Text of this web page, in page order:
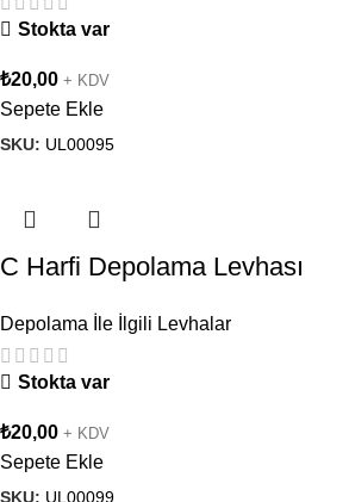
Stokta var
₺20,00 + KDV
Sepete Ekle
SKU: UL00095
C Harfi Depolama Levhası
Depolama İle İlgili Levhalar
Stokta var
₺20,00 + KDV
Sepete Ekle
SKU: UL00099